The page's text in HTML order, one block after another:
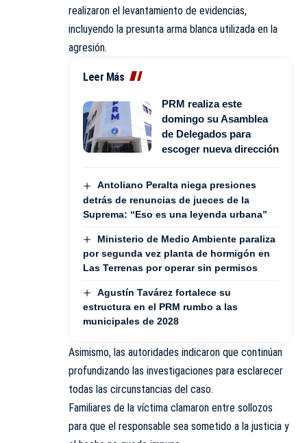
realizaron el levantamiento de evidencias,
incluyendo la presunta arma blanca utilizada en la
agresión.
Leer Más
PRM realiza este
domingo su Asamblea
de Delegados para
escoger nueva dirección
Antoliano Peralta niega presiones
detrás de renuncias de jueces de la
Suprema: “Eso es una leyenda urbana”
Ministerio de Medio Ambiente paraliza
por segunda vez planta de hormigón en
Las Terrenas por operar sin permisos
Agustín Tavárez fortalece su
estructura en el PRM rumbo a las
municipales de 2028
Asimismo, las autoridades indicaron que continúan
profundizando las investigaciones para esclarecer
todas las circunstancias del caso.
Familiares de la víctima clamaron entre sollozos
para que el responsable sea sometido a la justicia y